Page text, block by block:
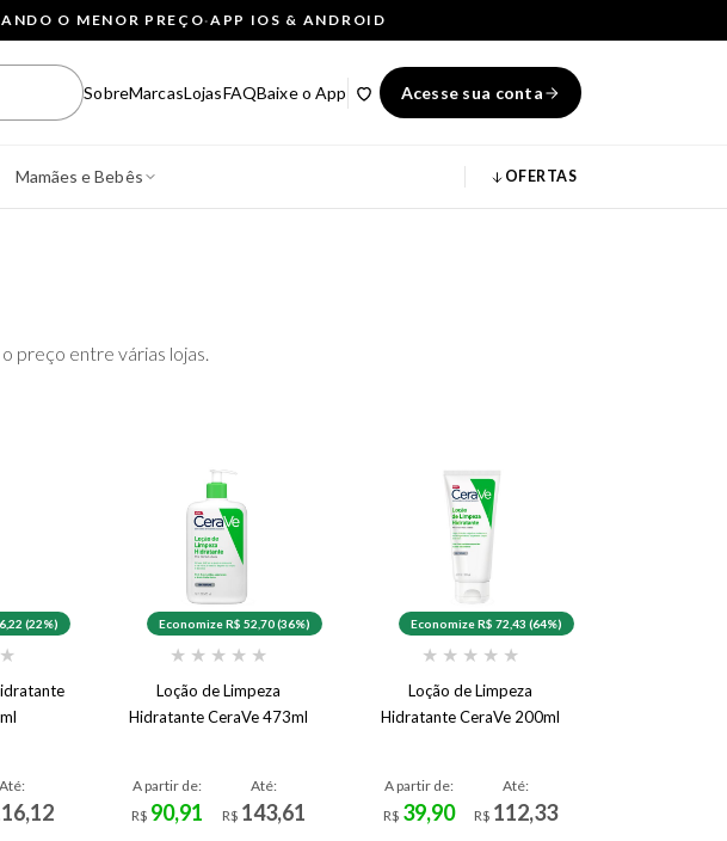
O MENOR PREÇO·APP IOS & ANDROID
SobreMarcasLojasFAQBaixe o App Acesse sua conta
Mamães e Bebês OFERTAS
preço entre várias lojas.
(22%)
★
Até:
Economize R$ 52,70 (36%)
★ ★ ★ ★ ★
Loção de Limpeza
Hidratante CeraVe 473ml
A partir de:
R$ 90,91
Até:
R$ 143,61
Economize R$ 72,43 (64%)
★ ★ ★ ★ ★
Loção de Limpeza
Hidratante CeraVe 200ml
A partir de:
R$ 39,90
Até:
R$ 112,33